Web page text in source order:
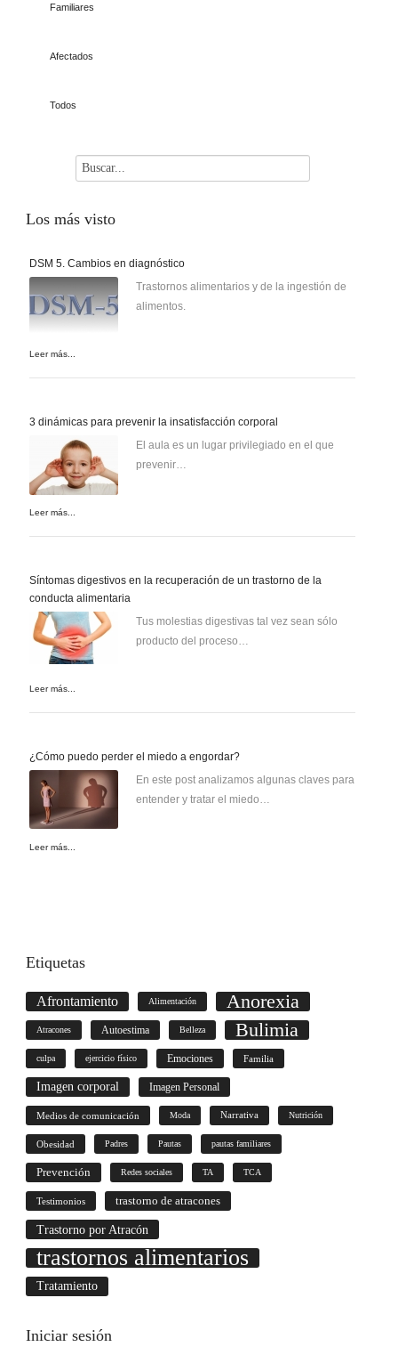
Familiares
Afectados
Todos
Los más visto
DSM 5. Cambios en diagnóstico
Trastornos alimentarios y de la ingestión de
alimentos.
Leer más...
3 dinámicas para prevenir la insatisfacción corporal
El aula es un lugar privilegiado en el que
prevenir…
Leer más...
Síntomas digestivos en la recuperación de un trastorno de la
conducta alimentaria
Tus molestias digestivas tal vez sean sólo
producto del proceso…
Leer más...
¿Cómo puedo perder el miedo a engordar?
En este post analizamos algunas claves para
entender y tratar el miedo…
Leer más...
Etiquetas
Afrontamiento Alimentación Anorexia
Atracones Autoestima Belleza Bulimia
culpa ejercicio físico Emociones Familia
Imagen corporal Imagen Personal
Medios de comunicación Moda Narrativa Nutrición
Obesidad Padres Pautas pautas familiares
Prevención Redes sociales TA TCA
Testimonios trastorno de atracones
Trastorno por Atracón
trastornos alimentarios
Tratamiento
Iniciar sesión